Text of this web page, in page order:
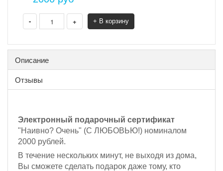
- + + В корзину
Описание
Отзывы
Электронный подарочный сертификат
"Наивно? Очень" (С ЛЮБОВЬЮ!) номиналом
2000 рублей.
В течение нескольких минут, не выходя из дома,
Вы сможете сделать подарок даже тому, кто